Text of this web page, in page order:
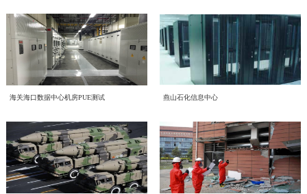
力，摒弃 “重业务、轻网信” 的片面认知，把网络意识形态工作摆在党建重点位
置，坚持守土有责、守土负责、守土尽责，牢牢管好、守好、用好各类网络阵
地。二、对标专项部署，明晰网络意识形态两大重点工作任务会议传达上级
2026 年度网络专项行动工作要求，结合中心运营管理实际，梳理当前网络意识
形态工作提升方向，明确两项核心工作抓手：（一）从严规范新媒体平台发布流
程，刚性落实 “三校三审” 机制新媒体是对外宣传、传递单位声音的重要载体，
内容导向容不得半点疏漏。将继续完善中心自有新媒体平台信息发布全流程管控
审” 制度：落实三级审核流程，每一级审核均留存书面或线上审核记录，做到全
程可追溯；2. 严把内容导向关口：所有对外发布图文、短视频、工作动态、宣传
材料，必须坚守正确政治方向、舆论导向、价值取向，重点核查政策表述、行业
宣传、对外口径，杜绝模糊表述、片面化表达、导向偏差内容上线；3. 常态化开
展平台自查自纠，定期梳理历史发布内容，及时清理过时、存在风险隐患的信
息，建立宣传内容负面清单，从源头防范舆情风险。（二）常态化开展党员专题
能降碳《守望未来》主题宣传片 以公共机构为切入点，讲述节能降碳背后的责
任与担当，传递"节约资源就是守护未来"的理念，展现公共机构在绿色转型中的
示范引领作用。二、立足"十五五"，践行全流程绿色理念在中国电子工程设计院
股份有限公司的引领下，我们立足“十五五”碳排放双控新要求，从设计、施工到
运维全流程践行绿色发展理念。 设计阶段，优先采用节能环保技术方案，从源
运维阶段，持续优化能源管理，以精细化运营实现长效减碳。三、从点滴做起，
纸，选择绿色出行让我们携手共建低碳企业，为美丽中国贡献力量！
委员会（CNAS）是国内权威的实验室与检验检测机构认可机构，其认可资质具
备国际互认效力，严格遵循ISO 14064系列国际标准及国家温室气体审定核查相
关准则，评审标准严苛、涵盖范围全面，是衡量机构碳核查技术能力、公正性与
权威性的核心标杆，获得该项认可意味着机构出具的温室气体审定、核查结果可
获得全球多个国家和地区的认可，具备极强的公信力与法律效力。 评审过程
中，CNAS评审组通过资料审核、现场核查、体系核查等多维度、全流程严苛评
审，对中心温室气体量化核算、排放核查、数据溯源管理、质量管理体系等核心
管理程序以及严谨的技术服务流程，最终确认中心完全符合温室气体审定与核查
机构认可规范要求，准予获批相关认可资质。 作为深耕工程检测、评定与绿色
低碳技术服务领域的专业机构，中电投工程研究检测评定中心有限公司长期聚
焦“双碳”战略落地，深耕绿色低碳产业赛道，持续完善碳服务技术体系，组建专
业碳核查技术团队，深耕电子电气设备，工业机械，食品，土木工程，建材等多
力企业高质量、可持续、安全化发展，中国电子工程设计院股份有限公司全资子
公司中电投工程研究检测评定中心有限公司（以下简称“中电投检测中心”）承接
了国投健康产业投资有限公司（以下简称“国投健康”）质量、环境、职业健康安
全管理三体系建设项目。并于近日组织召开质量、环境、职业健康安全管理三体
系建设项目启动会。本次启动的三体系建设，严格对标 GB/T 19001-2016/ISO
9001:2015质量管理体系、GB/T 24001-2016/ISO 14001:2015环境管理体系、GB/T
45001-2020/ISO 45001:2018职业健康安全管理体系。结合标准条款和国投健康运
程工作安排，确保体系建设贴合企业实际经营情况，真正实现标准化落地、常态
化运行、长效化赋能。作为本次三体系建设工作的技术支撑单位，中电投检测中
心将持续推进国投健康三体系建设、运行、认证工作，以标准化管理赋能健康产
业高质量发展，助力国投健康全力打造管理规范、服务优质、安全可控、可持续
发展的长效管理机制。
CECS协会标准《电子工业化学品系统验收标准（送审稿）》
审查会顺利召开
近日，由中国电子工程设计院股份有限公司国家电子工程建筑及环境性能质量检
验检测中心主编的中国工程建设标准化协会标准《电子工业化学品系统验收标准
（送审稿）》（以下简称《标准》）审查会在北京召开。近年来，随着国内半导
体集成电路、平板显示等行业的快速发展，高纯化学品系统作为整个电子工程建
学品系统质量和验收细则的标准缺失，现行GB 50781、等标准多是从设计、建
造的角度，对电子工业气体系统进行技术规定，从质量控制角度目前的做法基本
是引用SEMI、ASTM等国外标准，一方面缺少技术一致性，另一方面制约了国
内相关产业的发展。本标准从立项开始，就得到了CECS 电子工程分会的大力支
持和行业的高度关注，组建了涵盖业主单位、设计院、施工单位、材料和设备供
应商、检测和技术服务机构等20多家参编单位的编制组。中国工程建设标准化协
中电投检测中心为工业建筑进行火灾后检测鉴定—全维度检
近期，我中心针对某电厂烟囱火灾事件完成全面检测鉴定工作。本次鉴定严格依
准》等国家标准，通过实体检测、温度场仿真、力学分析等多维度评估，明确烟
囱结构现状及后续处置方向，为电厂安全生产提供科学支撑。（1）全维度检测
覆盖 核心指标符合规范本次检测首先核查烟囱结构体系及平面布置，确认该钢
筋混凝土筒体整体布置与原设计图纸完全一致。地基基础未见不均匀沉降、滑移
或整体倾斜现象，后续仍需按规范持续开展沉降观测。外观质量检查显示，火灾
环境噪声检测，守护城市声环境质量
随着我国经济发展和城市化进程的加速，噪声污染已成为现代社会中一个日益突
出的环境问题。环境噪声检测作为治理噪声污染的重要环节，对提升环境的健康
及舒适度具有重要意义。 中电投工程研究检测评定中心有限公司（以下简称中
结构检测的智能化升级路径——智慧监测赋能工业装备
海关海口数据中心机房PUE测试 燕山石化信息中心